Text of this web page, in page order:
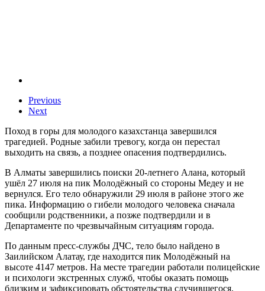
Previous
Next
Поход в горы для молодого казахстанца завершился
трагедией. Родные забили тревогу, когда он перестал
выходить на связь, а позднее опасения подтвердились.
В Алматы завершились поиски 20-летнего Алана, который
ушёл 27 июля на пик Молодёжный со стороны Медеу и не
вернулся. Его тело обнаружили 29 июля в районе этого же
пика. Информацию о гибели молодого человека сначала
сообщили родственники, а позже подтвердили и в
Департаменте по чрезвычайным ситуациям города.
По данным пресс-службы ДЧС, тело было найдено в
Заилийском Алатау, где находится пик Молодёжный на
высоте 4147 метров. На месте трагедии работали полицейские
и психологи экстренных служб, чтобы оказать помощь
близким и зафиксировать обстоятельства случившегося.